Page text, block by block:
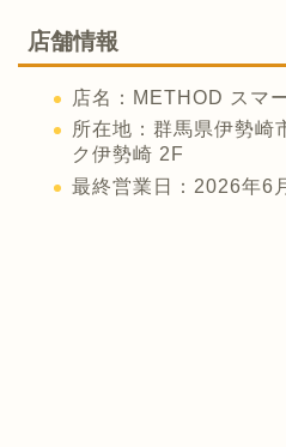
店舗情報
店名：METHOD スマ
所在地：群馬県伊勢崎
ク伊勢崎 2F
最終営業日：2026年6